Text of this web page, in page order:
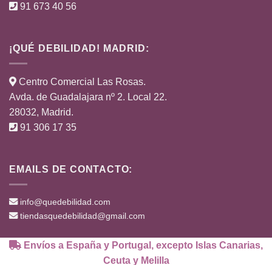
91 673 40 56
¡QUÉ DEBILIDAD! MADRID:
Centro Comercial Las Rosas.
Avda. de Guadalajara nº 2. Local 22.
28032, Madrid.
91 306 17 35
EMAILS DE CONTACTO:
info@quedebilidad.com
tiendasquedebilidad@gmail.com
Envíos a España y Portugal, excepto Islas Canarias,
Ceuta y Melilla